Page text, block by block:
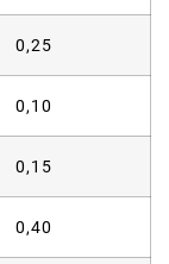
0,25
0,10
0,15
0,40